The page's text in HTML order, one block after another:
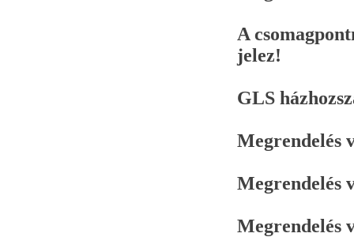
A
jelez!
GLS
Megrendelés
Megrendelés
Megrendelés